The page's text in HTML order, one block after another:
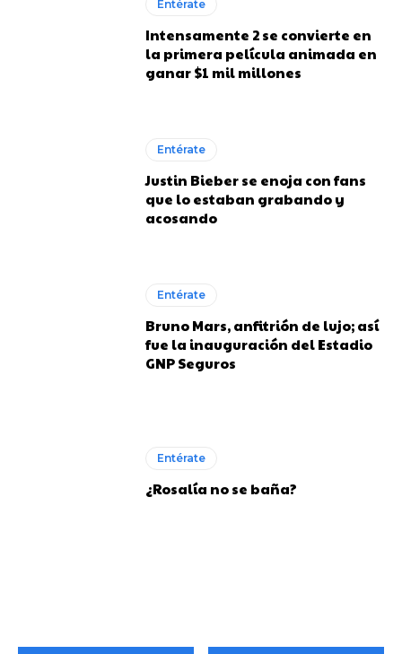
Entérate
Intensamente 2 se convierte en
la primera película animada en
ganar $1 mil millones
Entérate
Justin Bieber se enoja con fans
que lo estaban grabando y
acosando
Entérate
Bruno Mars, anfitrión de lujo; así
fue la inauguración del Estadio
GNP Seguros
Entérate
¿Rosalía no se baña?